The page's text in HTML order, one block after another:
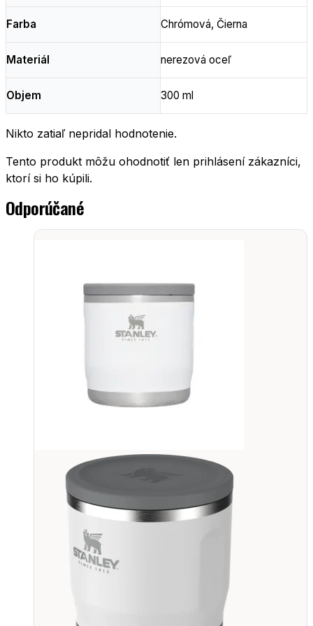
Farba Chrómová, Čierna
Materiál nerezová oceľ
Objem 300 ml
Nikto zatiaľ nepridal hodnotenie.
Tento produkt môžu ohodnotiť len prihlásení zákazníci,
ktorí si ho kúpili.
Odporúčané